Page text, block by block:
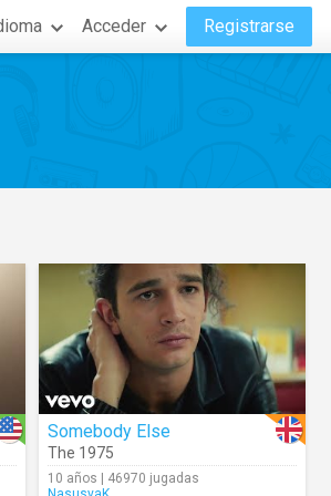
Acceder Registrarse
Somebody Else
The 1975
10 años | 46970 jugadas